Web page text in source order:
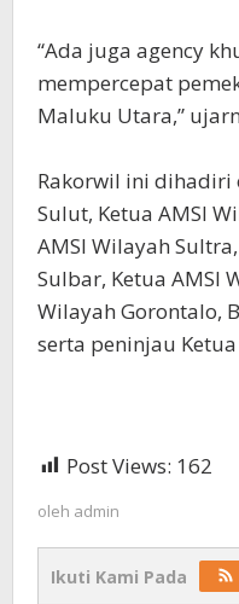
“Ada juga agency
mempercepat
Maluku Utara,”
Rakorwil ini dihadiri
Sulut, Ketua AMSI
AMSI Wilayah
Sulbar, Ketua AMSI
Wilayah Gorontalo,
serta peninjau
Post Views: 162
oleh admin
Ikuti Kami Pada